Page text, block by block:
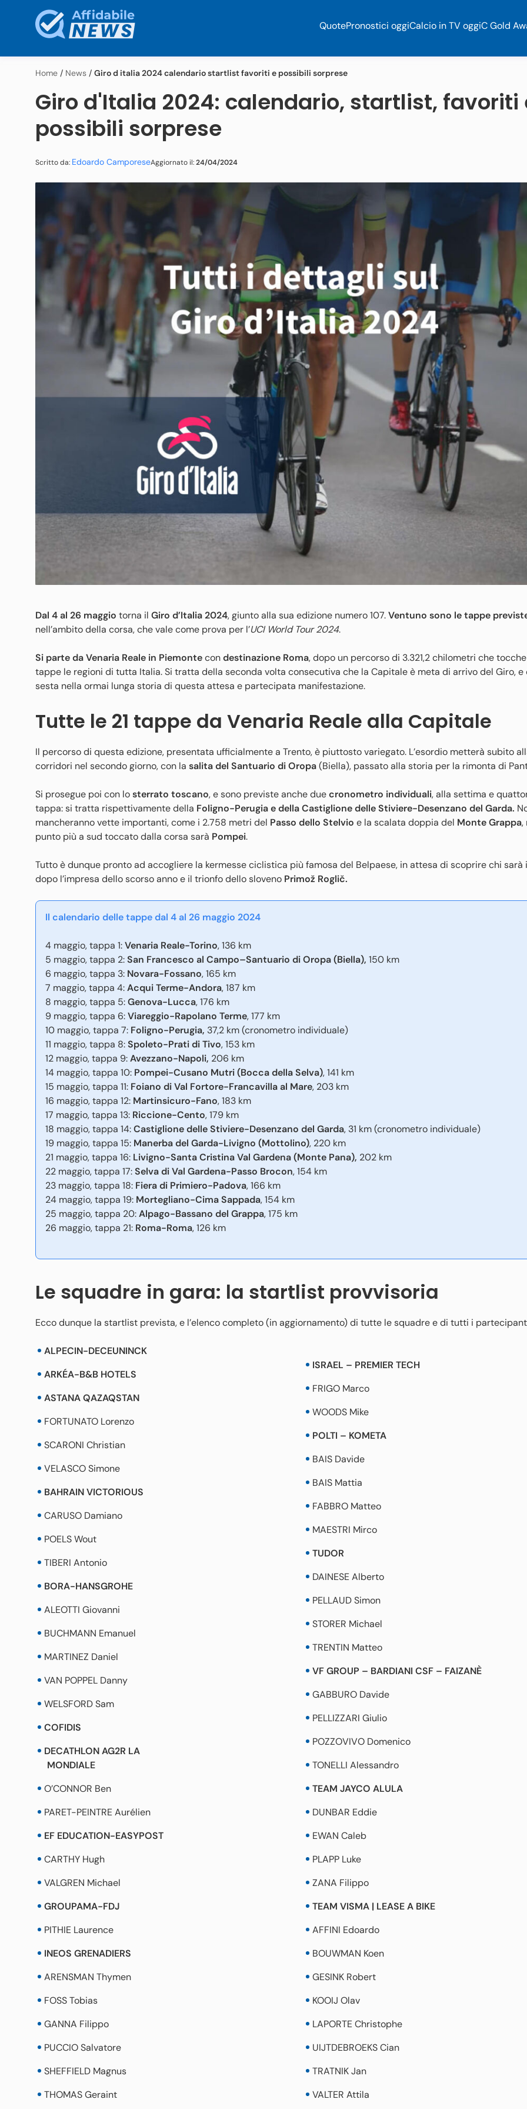
QuotePronostici oggiCalcio in TV oggiC Gold
Home / News / Giro d italia 2024 calendario startlist favoriti e possibili sorprese
Giro d'Italia 2024: calendario, startlist, favoriti
possibili sorprese
Scritto da: Edoardo CamporeseAggiornato il:24/04/2024
Dal 4 al 26 maggio torna il Giro d’Italia 2024, giunto alla sua edizione numero 107.Ventuno sono le tappe
nell’ambito della corsa, che vale come prova per l’UCI World Tour 2024.
Si parte da Venaria Reale in Piemontecondestinazione Roma, dopo un percorso di 3.321,2 chilometri che
tappe le regioni di tutta Italia. Si tratta della seconda volta consecutiva che la Capitale è meta di arrivo del Giro, e
sesta nella ormai lunga storia di questa attesa e partecipata manifestazione.
Tutte le 21 tappe da Venaria Reale alla Capitale
Il percorso di questa edizione, presentata ufficialmente a Trento, è piuttosto variegato. L’esordio metterà subito
corridori nel secondo giorno, con la salita del Santuario di Oropa(Biella), passato alla storia per la rimonta di
Si prosegue poi con losterrato toscano, e sono previste anche duecronometro individuali, alla settima e
tappa: si tratta rispettivamente della Foligno-Perugia e della Castiglione delle Stiviere-Desenzano del Garda.
mancheranno vette importanti, come i 2.758 metri del Passo dello Stelvio e la scalata doppia del Monte Grappa,
punto più a sud toccato dalla corsa sarà Pompei.
Tutto è dunque pronto ad accogliere la kermesse ciclistica più famosa del Belpaese, in attesa di scoprire chi sarà
dopo l’impresa dello scorso anno e il trionfo dello sloveno Primož Roglič.
Il calendario delle tappe dal 4 al 26 maggio 2024
4 maggio, tappa 1:Venaria Reale-Torino, 136 km
5 maggio, tappa 2:San Francesco al Campo–Santuario di Oropa (Biella), 150 km
6 maggio, tappa 3: Novara-Fossano, 165 km
7 maggio, tappa 4:Acqui Terme-Andora, 187 km
8 maggio, tappa 5:Genova-Lucca, 176 km
9 maggio, tappa 6:Viareggio-Rapolano Terme, 177 km
10 maggio, tappa 7: Foligno-Perugia, 37,2 km (cronometro individuale)
11 maggio, tappa 8:Spoleto-Prati di Tivo, 153 km
12 maggio, tappa 9:Avezzano-Napoli, 206 km
14 maggio, tappa 10: Pompei-Cusano Mutri (Bocca della Selva), 141 km
15 maggio, tappa 11: Foiano di Val Fortore-Francavilla al Mare, 203 km
16 maggio, tappa 12: Martinsicuro-Fano, 183 km
17 maggio, tappa 13: Riccione-Cento, 179 km
18 maggio, tappa 14:Castiglione delle Stiviere-Desenzano del Garda, 31 km (cronometro individuale)
19 maggio, tappa 15: Manerba del Garda-Livigno (Mottolino), 220 km
21 maggio, tappa 16: Livigno-Santa Cristina Val Gardena (Monte Pana), 202 km
22 maggio, tappa 17:Selva di Val Gardena-Passo Brocon, 154 km
23 maggio, tappa 18: Fiera di Primiero-Padova, 166 km
24 maggio, tappa 19: Mortegliano-Cima Sappada, 154 km
25 maggio, tappa 20:Alpago-Bassano del Grappa, 175 km
26 maggio, tappa 21: Roma-Roma, 126 km
Le squadre in gara: la startlist provvisoria
Ecco dunque la startlist prevista, e l’elenco completo (in aggiornamento) di tutte le squadre e di tutti i
ALPECIN-DECEUNINCK
ARKÉA-B&B HOTELS
ASTANA QAZAQSTAN
FORTUNATO Lorenzo
SCARONI Christian
VELASCO Simone
BAHRAIN VICTORIOUS
CARUSO Damiano
POELS Wout
TIBERI Antonio
BORA-HANSGROHE
ALEOTTI Giovanni
BUCHMANN Emanuel
MARTINEZ Daniel
VAN POPPEL Danny
WELSFORD Sam
COFIDIS
DECATHLON AG2R LA
MONDIALE
O’CONNOR Ben
PARET-PEINTRE Aurélien
EF EDUCATION-EASYPOST
CARTHY Hugh
VALGREN Michael
GROUPAMA-FDJ
PITHIE Laurence
INEOS GRENADIERS
ARENSMAN Thymen
FOSS Tobias
GANNA Filippo
PUCCIO Salvatore
SHEFFIELD Magnus
THOMAS Geraint
ISRAEL – PREMIER TECH
FRIGO Marco
WOODS Mike
POLTI – KOMETA
BAIS Davide
BAIS Mattia
FABBRO Matteo
MAESTRI Mirco
TUDOR
DAINESE Alberto
PELLAUD Simon
STORER Michael
TRENTIN Matteo
VF GROUP – BARDIANI CSF – FAIZANÈ
GABBURO Davide
PELLIZZARI Giulio
POZZOVIVO Domenico
TONELLI Alessandro
TEAM JAYCO ALULA
DUNBAR Eddie
EWAN Caleb
PLAPP Luke
ZANA Filippo
TEAM VISMA | LEASE A BIKE
AFFINI Edoardo
BOUWMAN Koen
GESINK Robert
KOOIJ Olav
LAPORTE Christophe
UIJTDEBROEKS Cian
TRATNIK Jan
VALTER Attila